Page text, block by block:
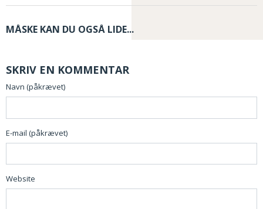
MÅSKE KAN DU OGSÅ LIDE...
SKRIV EN KOMMENTAR
Navn (påkrævet)
E-mail (påkrævet)
Website